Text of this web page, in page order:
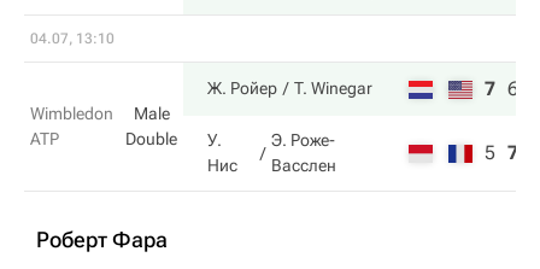
04.07, 13:10
Wimbledon
ATP
Male
Double
Ж. Ройер T. Winegar 7 6
У.
Нис
Э. Роже-
Васслен
5 7
Роберт Фара